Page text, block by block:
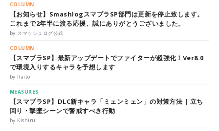
COLUMN
【お知らせ】SmashlogスマブラSP部門は更新を停止致します。
これまで2年半に渡る応援、誠にありがとうございました。
by スマッシュログ公式
COLUMN
【スマブラSP】最新アップデートでファイターが超強化！Ver8.0
で環境入りするキャラを予想します
by Raito
MEASURES
【スマブラSP】DLC新キャラ「ミェンミェン」の対策方法 | 立ち
回り・撃墜シーンで警戒すべき行動
by Kishiru